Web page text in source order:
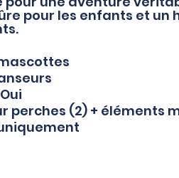
pour les enfants et un
perches (2) + éléments